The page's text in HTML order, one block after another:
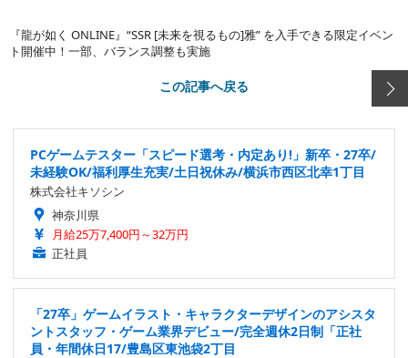
『龍が如く ONLINE』“SSR [未来を視るもの]雅” を入手できる限定イベン
ト開催中！一部、バランス調整も実施
この記事へ戻る
PCゲームテスター「スピード選考・内定あり!」新卒・27卒/
未経験OK/福利厚生充実/土日祝休み/横浜市西区北幸1丁目
株式会社キソシン
神奈川県
月給25万7,400円～32万円
正社員
「27卒」ゲームイラスト・キャラクターデザインのアシスタ
ントスタッフ・ゲーム業界デビュー/完全週休2日制「正社
員・年間休日17/豊島区東池袋2丁目